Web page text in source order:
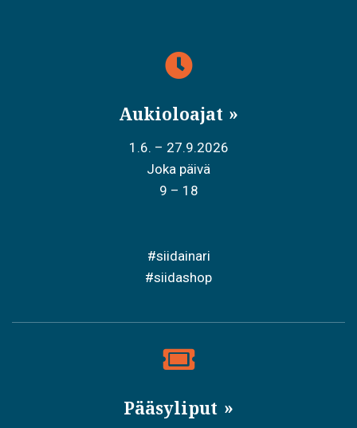
Aukioloajat
1.6. – 27.9.2026
Joka päivä
9 – 18
#siidainari
#siidashop
Pääsyliput